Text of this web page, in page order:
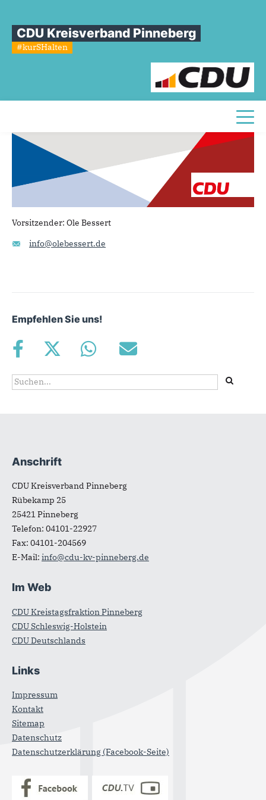
CDU Kreisverband Pinneberg
#kurSHalten
Sie sind hier
CDUSeeth-Ekholt
Vorsitzender: Ole Bessert
info@olebessert.de
Empfehlen Sie uns!
Suchformular
Suche
Fußbereich
Anschrift
CDU Kreisverband Pinneberg
Rübekamp 25
25421Pinneberg
Telefon: 04101-22927
Fax: 04101-204569
E-Mail: info@cdu-kv-pinneberg.de
Im Web
CDU Kreistagsfraktion Pinneberg
CDU Schleswig-Holstein
CDU Deutschlands
Links
Impressum
Kontakt
Sitemap
Datenschutz
Datenschutzerklärung (Facebook-Seite)